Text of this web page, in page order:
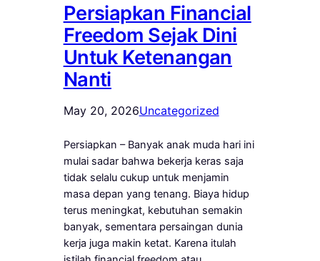
Persiapkan Financial
Freedom Sejak Dini
Untuk Ketenangan
Nanti
May 20, 2026Uncategorized
Persiapkan – Banyak anak muda hari ini
mulai sadar bahwa bekerja keras saja
tidak selalu cukup untuk menjamin
masa depan yang tenang. Biaya hidup
terus meningkat, kebutuhan semakin
banyak, sementara persaingan dunia
kerja juga makin ketat. Karena itulah